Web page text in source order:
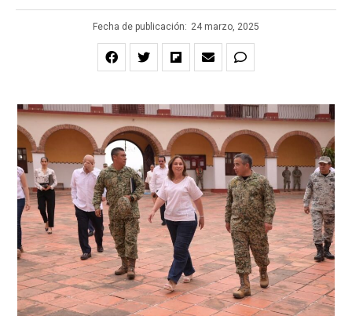
Fecha de publicación: 24 marzo, 2025